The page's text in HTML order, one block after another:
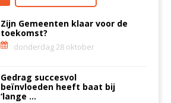
Zijn Gemeenten klaar voor de
toekomst?
donderdag 28 oktober
Gedrag succesvol
beïnvloeden heeft baat bij
‘lange ...